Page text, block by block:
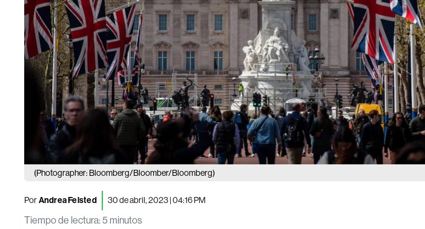
(Photographer: Bloomberg/Bloomber/Bloomberg)
PorAndrea Felsted 30 de abril, 2023 | 04:16 PM
Tiempo de lectura:5 minutos